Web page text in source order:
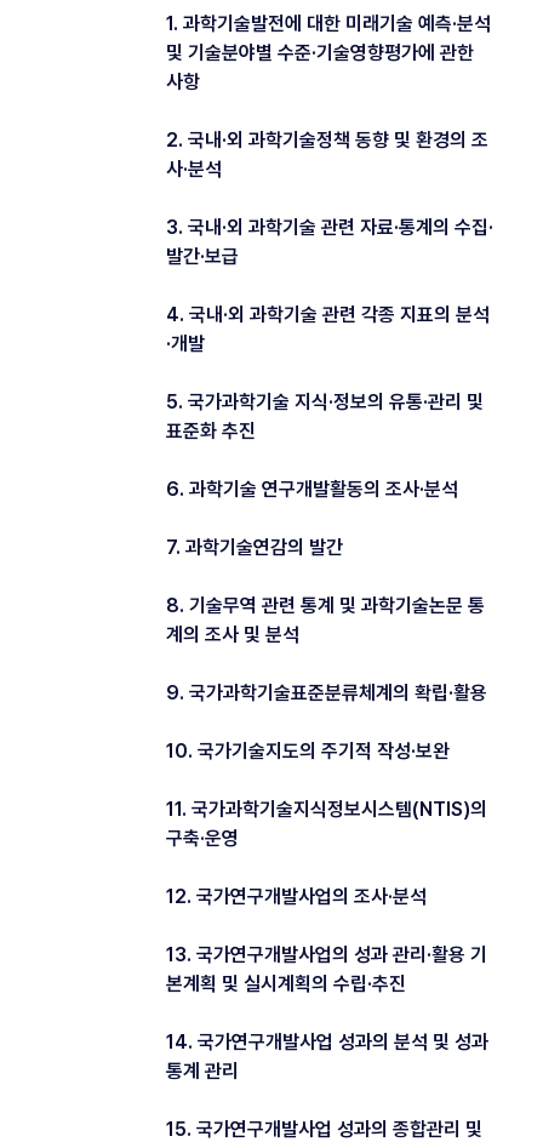
1. 과학기술발전에 대한 미래기술 예측·분석
및 기술분야별 수준·기술영향평가에 관한
사항
2. 국내·외 과학기술정책 동향 및 환경의 조
사·분석
3. 국내·외 과학기술 관련 자료·통계의 수집·
발간·보급
4. 국내·외 과학기술 관련 각종 지표의 분석
·개발
5. 국가과학기술 지식·정보의 유통·관리 및
표준화 추진
6. 과학기술 연구개발활동의 조사·분석
7. 과학기술연감의 발간
8. 기술무역 관련 통계 및 과학기술논문 통
계의 조사 및 분석
9. 국가과학기술표준분류체계의 확립·활용
10. 국가기술지도의 주기적 작성·보완
11. 국가과학기술지식정보시스템(NTIS)의
구축·운영
12. 국가연구개발사업의 조사·분석
13. 국가연구개발사업의 성과 관리·활용 기
본계획 및 실시계획의 수립·추진
14. 국가연구개발사업 성과의 분석 및 성과
통계 관리
15. 국가연구개발사업 성과의 종합관리 및